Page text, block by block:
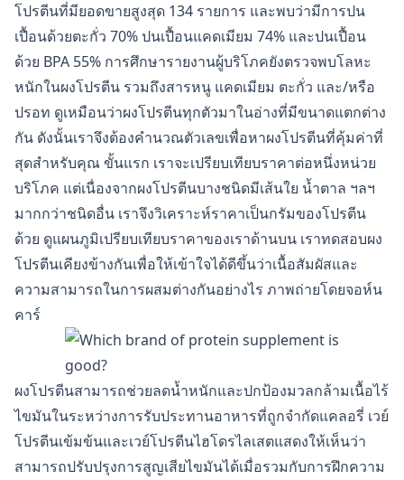
โปรตีนที่มียอดขายสูงสุด 134 รายการ และพบว่ามีการปน
เปื้อนด้วยตะกั่ว 70% ปนเปื้อนแคดเมียม 74% และปนเปื้อน
ด้วย BPA 55% การศึกษารายงานผู้บริโภคยังตรวจพบโลหะ
หนักในผงโปรตีน รวมถึงสารหนู แคดเมียม ตะกั่ว และ/หรือ
ปรอท ดูเหมือนว่าผงโปรตีนทุกตัวมาในอ่างที่มีขนาดแตกต่าง
กัน ดังนั้นเราจึงต้องคำนวณตัวเลขเพื่อหาผงโปรตีนที่คุ้มค่าที่
สุดสำหรับคุณ ขั้นแรก เราจะเปรียบเทียบราคาต่อหนึ่งหน่วย
บริโภค แต่เนื่องจากผงโปรตีนบางชนิดมีเส้นใย น้ำตาล ฯลฯ
มากกว่าชนิดอื่น เราจึงวิเคราะห์ราคาเป็นกรัมของโปรตีน
ด้วย ดูแผนภูมิเปรียบเทียบราคาของเราด้านบน เราทดสอบผง
โปรตีนเคียงข้างกันเพื่อให้เข้าใจได้ดีขึ้นว่าเนื้อสัมผัสและ
ความสามารถในการผสมต่างกันอย่างไร ภาพถ่ายโดยจอห์น
คาร์
ผงโปรตีนสามารถช่วยลดน้ำหนักและปกป้องมวลกล้ามเนื้อไร้
ไขมันในระหว่างการรับประทานอาหารที่ถูกจำกัดแคลอรี่ เวย์
โปรตีนเข้มข้นและเวย์โปรตีนไฮโดรไลเสตแสดงให้เห็นว่า
สามารถปรับปรุงการสูญเสียไขมันได้เมื่อรวมกับการฝึกความ